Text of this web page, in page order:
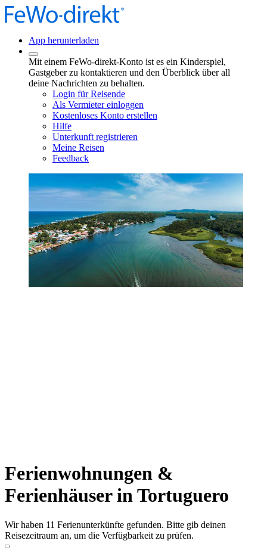
App herunterladen
Mit einem FeWo-direkt-Konto ist es ein Kinderspiel,
Gastgeber zu kontaktieren und den Überblick über all
deine Nachrichten zu behalten.
Login für Reisende
Als Vermieter einloggen
Kostenloses Konto erstellen
Hilfe
Unterkunft registrieren
Meine Reisen
Feedback
Ferienwohnungen &
Ferienhäuser in Tortuguero
Wir haben 11 Ferienunterkünfte gefunden. Bitte gib deinen
Reisezeitraum an, um die Verfügbarkeit zu prüfen.